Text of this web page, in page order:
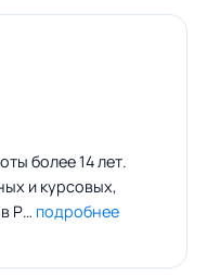
более 14 лет.
и курсовых,
Р… подробнее